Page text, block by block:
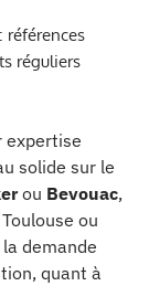
: références
réguliers
expertise
solide sur le
ou Bevouac,
ou
demande
quant à